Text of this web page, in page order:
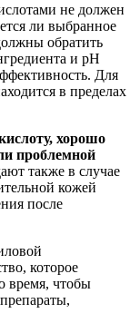
не должен
ли выбранное
обратить
и pH
Для
в пределах
хорошо
проблемной
также в случае
кожей
после
которое
время, чтобы